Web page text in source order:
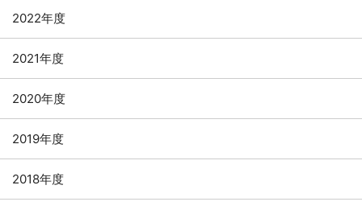
2022年度
2021年度
2020年度
2019年度
2018年度